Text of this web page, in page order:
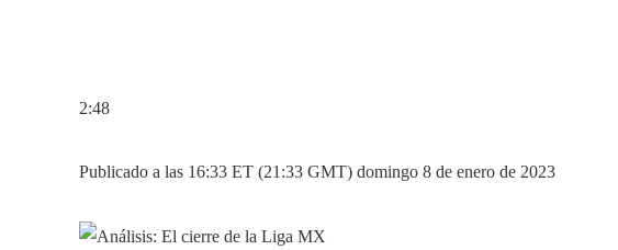
2:48
Publicado a las 16:33 ET (21:33 GMT) domingo 8 de enero de 2023